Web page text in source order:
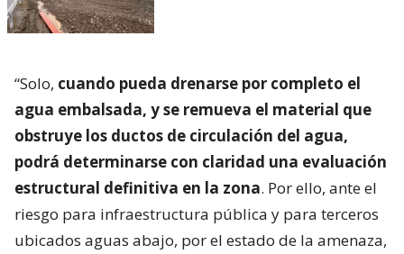
“Solo, cuando pueda drenarse por completo el
agua embalsada, y se remueva el material que
obstruye los ductos de circulación del agua,
podrá determinarse con claridad una evaluación
estructural definitiva en la zona. Por ello, ante el
riesgo para infraestructura pública y para terceros
ubicados aguas abajo, por el estado de la amenaza,